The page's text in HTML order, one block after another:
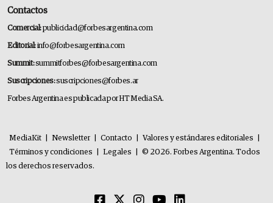
Contactos
Comercial:publicidad@forbesargentina.com
Editorial:info@forbesargentina.com
Summit:summitforbes@forbesargentina.com
Suscripciones:suscripciones@forbes.ar
Forbes Argentina es publicada por HT Media SA.
MediaKit Newsletter Contacto Valores y estándares editoriales
Términos y condiciones
Legales
© 2026. Forbes Argentina. Todos
los derechos reservados.